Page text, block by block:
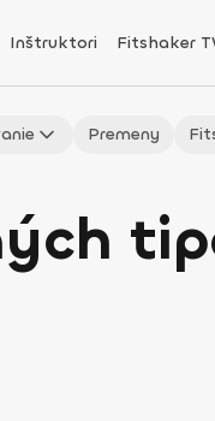
Inštruktori Fitshaker
Premeny